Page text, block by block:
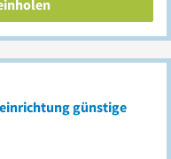
günstige